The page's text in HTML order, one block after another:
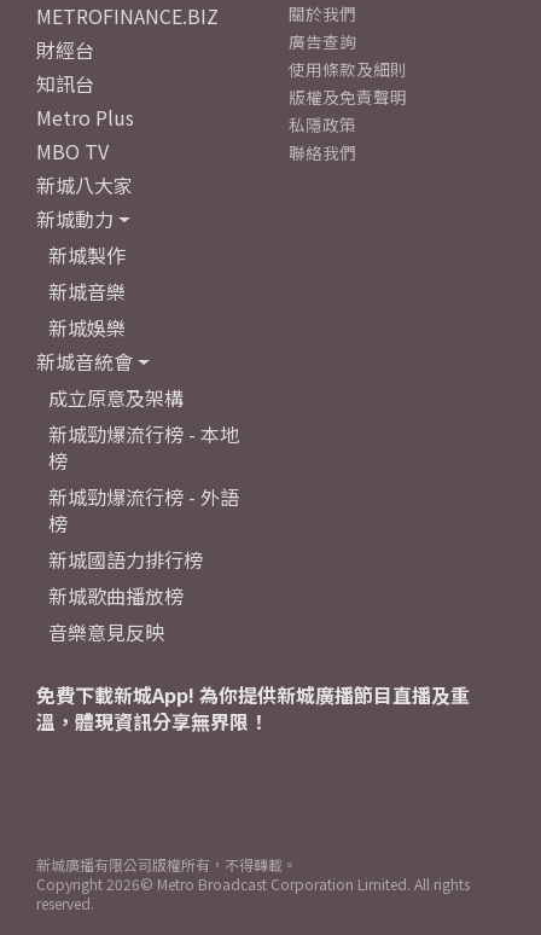
METROFINANCE.BIZ
財經台
知訊台
Metro Plus
MBO TV
新城八大家
新城動力
新城製作
新城音樂
新城娛樂
新城音統會
成立原意及架構
新城勁爆流行榜 - 本地
榜
新城勁爆流行榜 - 外語
榜
新城國語力排行榜
新城歌曲播放榜
音樂意見反映
關於我們
廣告查詢
使用條款及細則
版權及免責聲明
私隱政策
聯絡我們
免費下載新城App! 為你提供新城廣播節目直播及重
溫，體現資訊分享無界限！
新城廣播有限公司版權所有，不得轉載。
Copyright 2026© Metro Broadcast Corporation Limited. All rights
reserved.